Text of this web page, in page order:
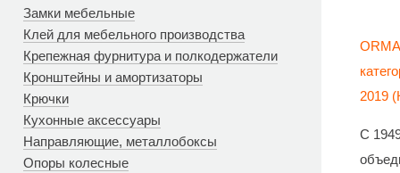
Замки мебельные
Клей для мебельного производства
Крепежная фурнитура и полкодержатели
Кронштейны и амортизаторы
Крючки
Кухонные аксессуары
Направляющие, металлобоксы
Опоры колесные
2019
С